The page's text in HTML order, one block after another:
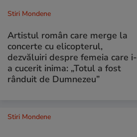
Stiri Mondene
Artistul român care merge la
concerte cu elicopterul,
dezvăluiri despre femeia care i-
a cucerit inima: „Totul a fost
rânduit de Dumnezeu”
Stiri Mondene